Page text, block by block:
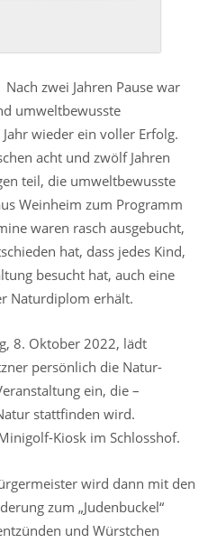
Nach zwei Jahren Pause war
umweltbewusste
wieder ein voller Erfolg.
acht und zwölf Jahren
teil, die umweltbewusste
Weinheim zum Programm
waren rasch ausgebucht,
hat, dass jedes Kind,
besucht hat, auch eine
Naturdiplom erhält.
8. Oktober 2022, lädt
persönlich die Natur-
ein, die –
stattfinden wird.
Kiosk im Schlosshof.
wird dann mit den
zum „Judenbuckel“
und Würstchen